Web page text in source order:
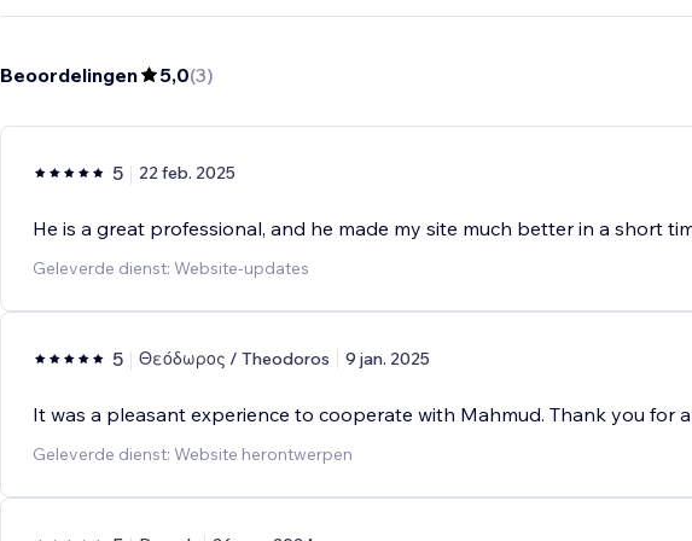
Beoordelingen 5,0(3)
5 22 feb. 2025
He is a great professional, and he made my site much better in a short
Geleverde dienst: Website-updates
5 Θεόδωρος / Theodoros 9 jan. 2025
It was a pleasant experience to cooperate with Mahmud. Thank you for
Geleverde dienst: Website herontwerpen